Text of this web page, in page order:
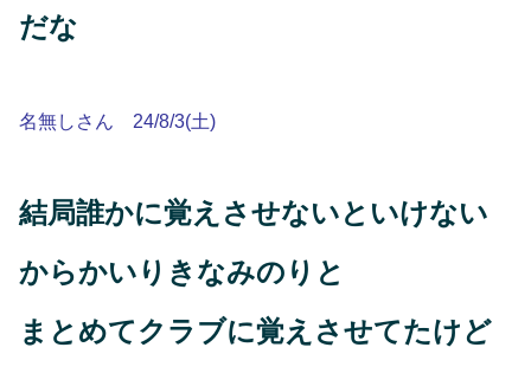
だな
名無しさん 24/8/3(土)
結局誰かに覚えさせないといけない
からかいりきなみのりと
まとめてクラブに覚えさせてたけど